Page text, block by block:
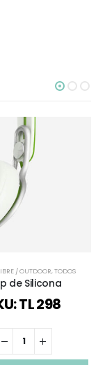
/ OUTDOOR,TODOS
de Silicona
TL 298